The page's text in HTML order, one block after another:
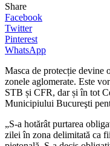
Share
Facebook
Twitter
Pinterest
WhatsApp
Masca de protecție devine
zonele aglomerate. Este
STB și CFR, dar și în tot
Municipiului Bucureşti
„S-a hotărât purtarea
zilei în zona delimitată ca